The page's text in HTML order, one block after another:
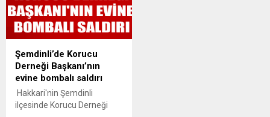
Şemdinli’de Korucu
Derneği Başkanı’nın
evine bombalı saldırı
Hakkari'nin Şemdinli
ilçesinde Korucu Derneği